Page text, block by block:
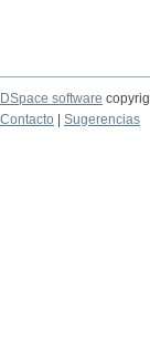
DSpace software
Contacto
Sugerencias